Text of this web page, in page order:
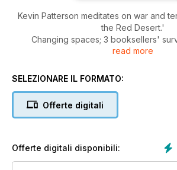
Kevin Patterson meditates on war and
the Red Desert.'
Changing spaces; 3 booksellers'
Anosh Irani's new novel 'The Parcel' is of
read more
SELEZIONARE IL FORMATO:
Offerte digitali
Offerte digitali disponibili: